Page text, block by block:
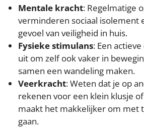
Mentale kracht: Regelmatige
verminderen sociaal isolement
gevoel van veiligheid in huis.
Fysieke stimulans: Een
uit om zelf ook vaker in
samen een wandeling maken.
Veerkracht:Weten dat je op
rekenen voor een klein klusje
maakt het makkelijker om met
gaan.